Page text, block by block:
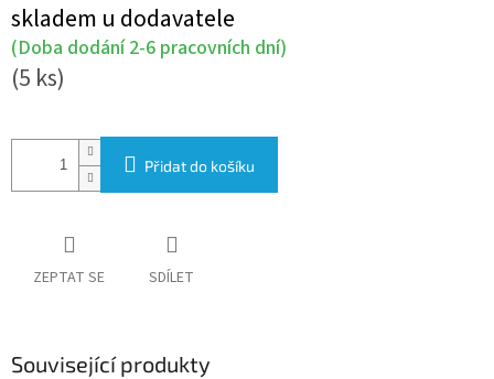
cena:
skladem u dodavatele
(Doba dodání 2-6 pracovních dní)
(5 ks)
Přidat do košíku
ZEPTAT SE SDÍLET
Související produkty